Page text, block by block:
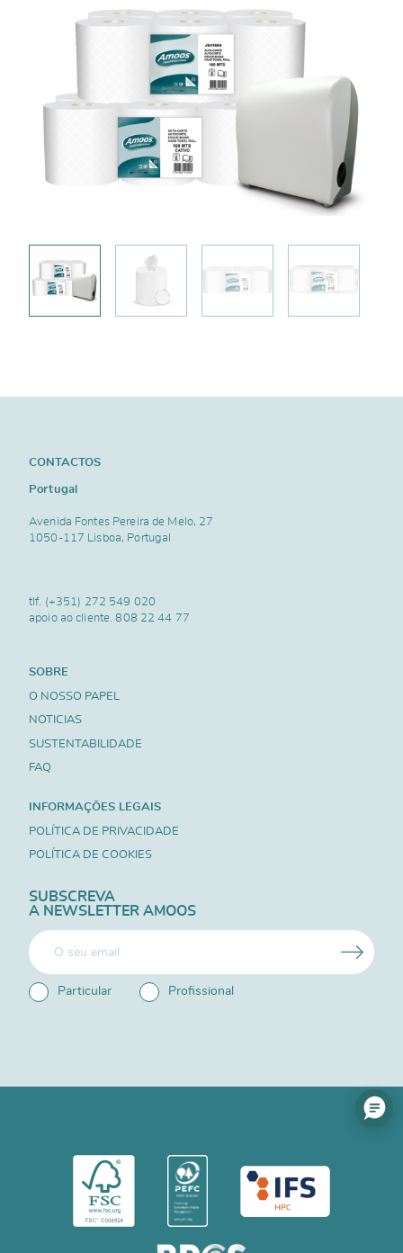
CONTACTOS
Portugal
Avenida Fontes Pereira de Melo, 27
1050-117 Lisboa, Portugal
tlf. (+351) 272 549 020
apoio ao cliente.808 22 44 77
SOBRE
O NOSSO PAPEL
NOTICIAS
SUSTENTABILIDADE
FAQ
INFORMAÇÕES LEGAIS
POLÍTICA DE PRIVACIDADE
POLÍTICA DE COOKIES
SUBSCREVA
A NEWSLETTER AMOOS
Particular Profissional